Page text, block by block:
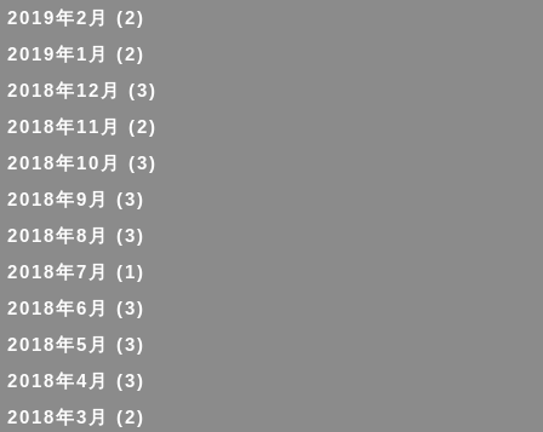
2019年2月
(2)
2019年1月
(2)
2018年12月
(3)
2018年11月
(2)
2018年10月
(3)
2018年9月
(3)
2018年8月
(3)
2018年7月
(1)
2018年6月
(3)
2018年5月
(3)
2018年4月
(3)
2018年3月
(2)